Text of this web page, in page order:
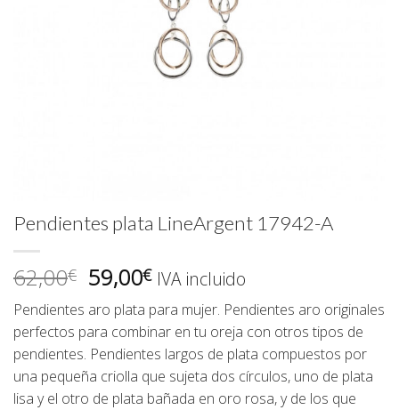
Pendientes plata LineArgent 17942-A
62,00€ El
precio
original
era:
62,00€.
59,00€El
precio
actual
es:
59,00€.
IVA incluido
Pendientes aro plata para mujer. Pendientes aro originales
perfectos para combinar en tu oreja con otros tipos de
pendientes. Pendientes largos de plata compuestos por
una pequeña criolla que sujeta dos círculos, uno de plata
lisa y el otro de plata bañada en oro rosa, y de los que